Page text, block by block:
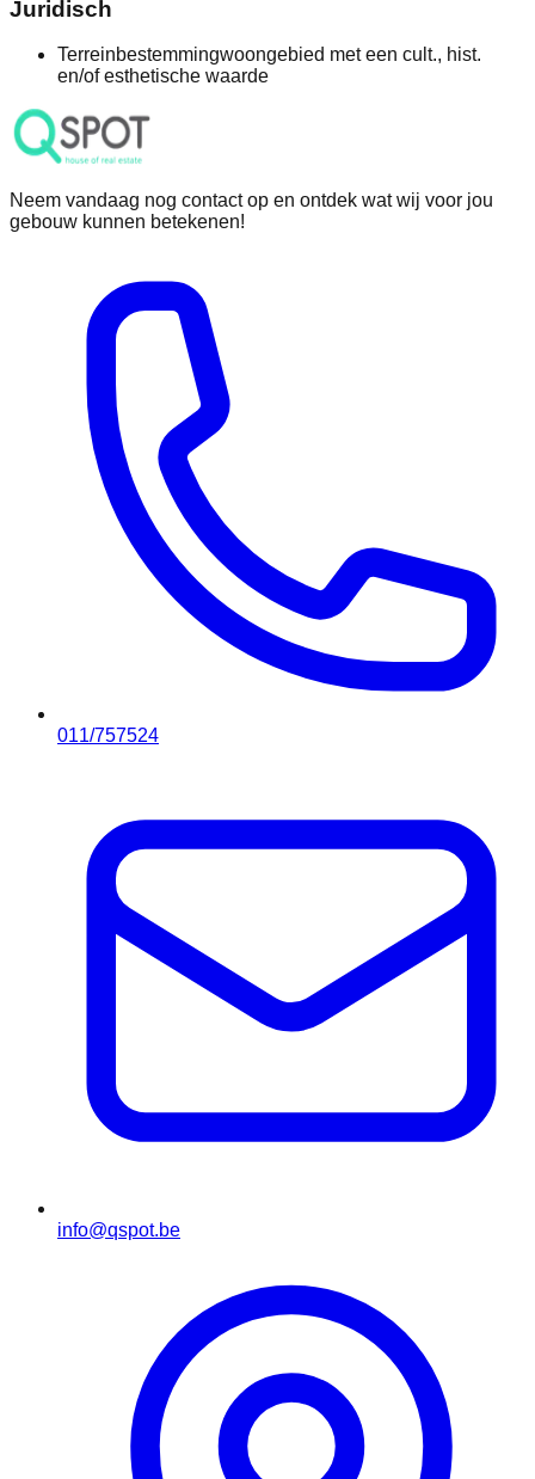
Juridisch
Terreinbestemmingwoongebied met een cult., hist.
en/of esthetische waarde
Neem vandaag nog contact op en ontdek wat wij voor jou
gebouw kunnen betekenen!
011/757524
info@qspot.be